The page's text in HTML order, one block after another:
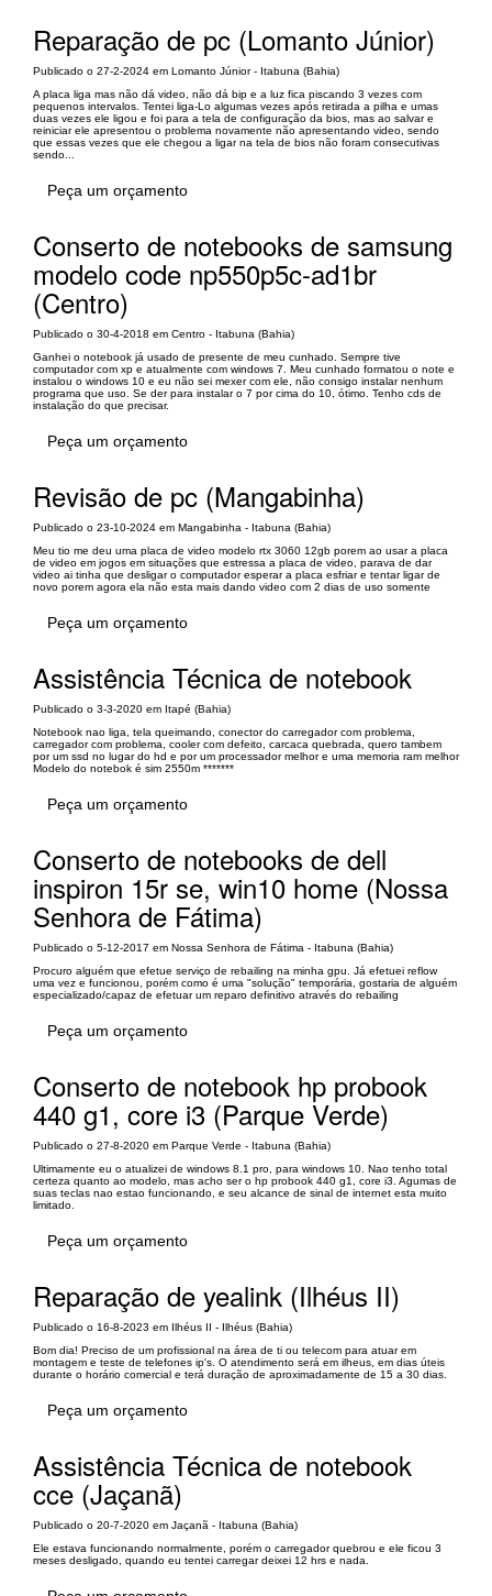
Reparação de pc (Lomanto Júnior)
Publicado o 27-2-2024 em Lomanto Júnior - Itabuna (Bahia)
A placa liga mas não dá video, não dá bip e a luz fica piscando 3 vezes com
pequenos intervalos. Tentei liga-Lo algumas vezes após retirada a pilha e umas
duas vezes ele ligou e foi para a tela de configuração da bios, mas ao salvar e
reiniciar ele apresentou o problema novamente não apresentando video, sendo
que essas vezes que ele chegou a ligar na tela de bios não foram consecutivas
sendo...
Peça um orçamento
Conserto de notebooks de samsung
modelo code np550p5c-ad1br
(Centro)
Publicado o 30-4-2018 em Centro - Itabuna (Bahia)
Ganhei o notebook já usado de presente de meu cunhado. Sempre tive
computador com xp e atualmente com windows 7. Meu cunhado formatou o note e
instalou o windows 10 e eu não sei mexer com ele, não consigo instalar nenhum
programa que uso. Se der para instalar o 7 por cima do 10, ótimo. Tenho cds de
instalação do que precisar.
Peça um orçamento
Revisão de pc (Mangabinha)
Publicado o 23-10-2024 em Mangabinha - Itabuna (Bahia)
Meu tio me deu uma placa de video modelo rtx 3060 12gb porem ao usar a placa
de video em jogos em situações que estressa a placa de video, parava de dar
video ai tinha que desligar o computador esperar a placa esfriar e tentar ligar de
novo porem agora ela não esta mais dando video com 2 dias de uso somente
Peça um orçamento
Assistência Técnica de notebook
Publicado o 3-3-2020 em Itapé (Bahia)
Notebook nao liga, tela queimando, conector do carregador com problema,
carregador com problema, cooler com defeito, carcaca quebrada, quero tambem
por um ssd no lugar do hd e por um processador melhor e uma memoria ram melhor
Modelo do notebok é sim 2550m *******
Peça um orçamento
Conserto de notebooks de dell
inspiron 15r se, win10 home (Nossa
Senhora de Fátima)
Publicado o 5-12-2017 em Nossa Senhora de Fátima - Itabuna (Bahia)
Procuro alguém que efetue serviço de rebailing na minha gpu. Já efetuei reflow
uma vez e funcionou, porém como é uma "solução" temporária, gostaria de alguém
especializado/capaz de efetuar um reparo definitivo através do rebailing
Peça um orçamento
Conserto de notebook hp probook
440 g1, core i3 (Parque Verde)
Publicado o 27-8-2020 em Parque Verde - Itabuna (Bahia)
Ultimamente eu o atualizei de windows 8.1 pro, para windows 10. Nao tenho total
certeza quanto ao modelo, mas acho ser o hp probook 440 g1, core i3. Agumas de
suas teclas nao estao funcionando, e seu alcance de sinal de internet esta muito
limitado.
Peça um orçamento
Reparação de yealink (Ilhéus II)
Publicado o 16-8-2023 em Ilhéus II - Ilhéus (Bahia)
Bom dia! Preciso de um profissional na área de ti ou telecom para atuar em
montagem e teste de telefones ip's. O atendimento será em ilheus, em dias úteis
durante o horário comercial e terá duração de aproximadamente de 15 a 30 dias.
Peça um orçamento
Assistência Técnica de notebook
cce (Jaçanã)
Publicado o 20-7-2020 em Jaçanã - Itabuna (Bahia)
Ele estava funcionando normalmente, porém o carregador quebrou e ele ficou 3
meses desligado, quando eu tentei carregar deixei 12 hrs e nada.